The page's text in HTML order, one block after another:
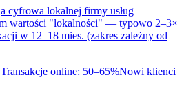
cyfrowa lokalnej firmy usług
wartości "lokalności" — typowo 2–3×
w 12–18 mies. (zakres zależny od
Transakcje online: 50–65%Nowi klienci